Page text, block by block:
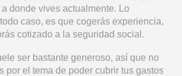
a donde vives actualmente. Lo
caso, es que cogerás experiencia,
cotizado a la seguridad social.
ser bastante generoso, así que no
por el tema de poder cubrir tus gastos